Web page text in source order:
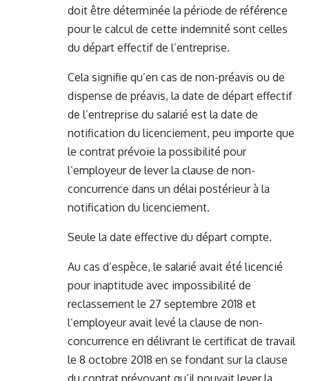
doit être déterminée la période de référence
pour le calcul de cette indemnité sont celles
du départ effectif de l’entreprise.
Cela signifie qu’en cas de non-préavis ou de
dispense de préavis, la date de départ effectif
de l’entreprise du salarié est la date de
notification du licenciement, peu importe que
le contrat prévoie la possibilité pour
l’employeur de lever la clause de non-
concurrence dans un délai postérieur à la
notification du licenciement.
Seule la date effective du départ compte.
Au cas d’espèce, le salarié avait été licencié
pour inaptitude avec impossibilité de
reclassement le 27 septembre 2018 et
l’employeur avait levé la clause de non-
concurrence en délivrant le certificat de travail
le 8 octobre 2018 en se fondant sur la clause